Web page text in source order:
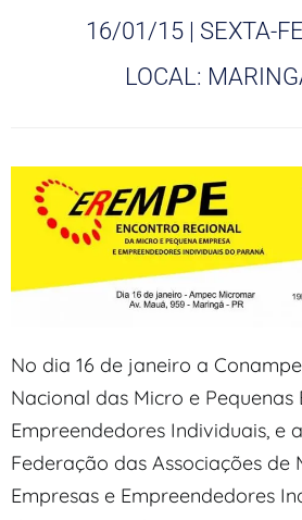
16/01/15 | SEXTA-
LOCAL:
No dia 16 de janeiro a
Nacional das Micro e Pequenas
Empreendedores Individuais, e
Federação das Associações de
Empresas e Empreendedores